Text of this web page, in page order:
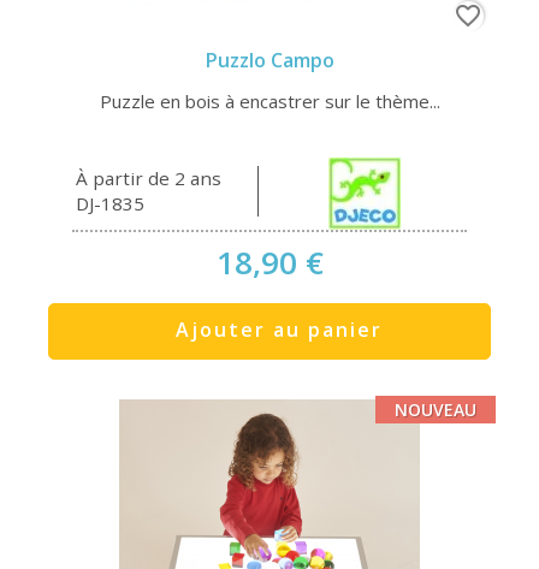
Puzzlo Campo
Puzzle en bois à encastrer sur le thème...
À partir de 2 ans
DJ-1835
18,90 €
Ajouter au panier
favorite_border
NOUVEAU